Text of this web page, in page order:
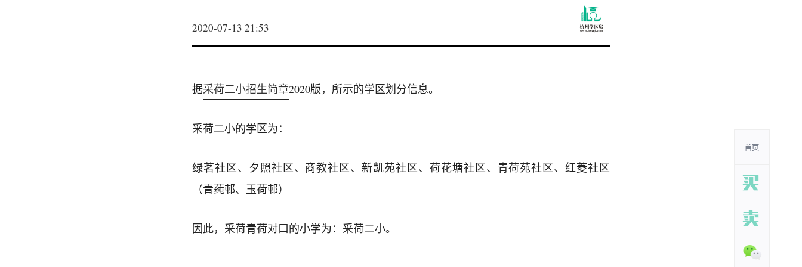
2020-07-13 21:53
据采荷二小招生简章2020版，所示的学区划分信息。
采荷二小的学区为：
绿茗社区、夕照社区、商教社区、新凯苑社区、荷花塘社区、青荷苑社区、红菱社区
（青莼邨、玉荷邨）
因此，采荷青荷对口的小学为：采荷二小。